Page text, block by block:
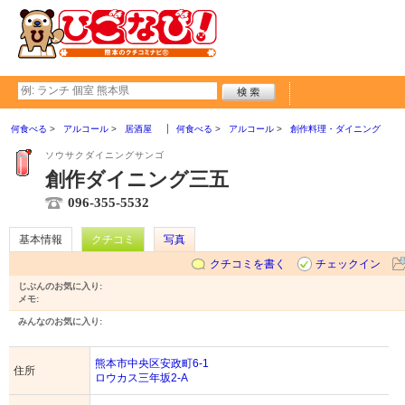
何食べる アルコール 居酒屋 何食べる アルコール 創作料理・ダイニング
ソウサクダイニングサンゴ
創作ダイニング三五
096-355-5532
基本情報 クチコミ
写真
クチコミを書く
チェックイン
じぶんのお気に入り:
メモ:
みんなのお気に入り:
住所
熊本市中央区安政町6-1
ロウカス三年坂2-A